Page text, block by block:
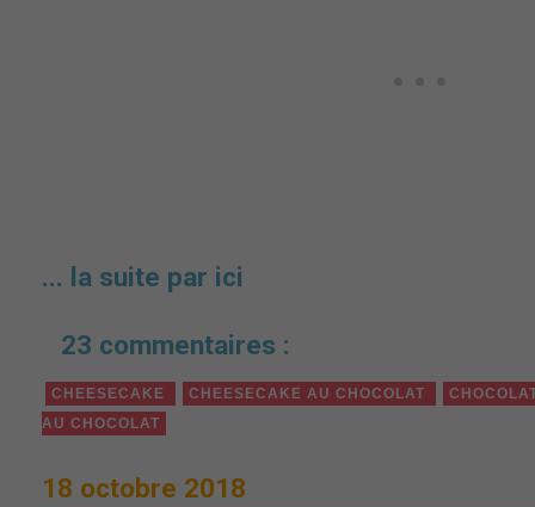
... la suite par ici
23 commentaires :
CHEESECAKE CHEESECAKE AU CHOCOLAT
AU CHOCOLAT
18 octobre 2018